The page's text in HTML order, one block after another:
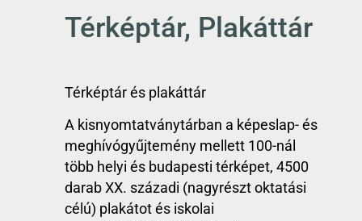
Térképtár, Plakáttár
Térképtár és plakáttár
A kisnyomtatványtárban a képeslap- és
meghívógyűjtemény mellett 100-nál
több helyi és budapesti térképet, 4500
darab XX. századi (nagyrészt oktatási
célú) plakátot és iskolai